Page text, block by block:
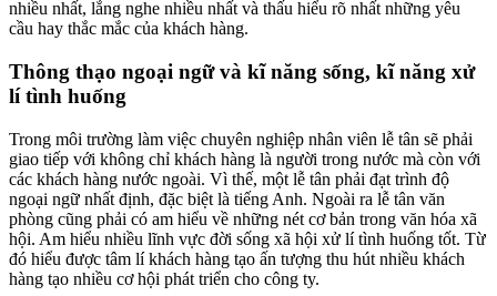
nhiều nhất, lắng nghe nhiều nhất và thấu hiểu rõ nhất những yêu
cầu hay thắc mắc của khách hàng.
Thông thạo ngoại ngữ và kĩ năng sống, kĩ năng xử
lí tình huống
Trong môi trường làm việc chuyên nghiệp nhân viên lễ tân sẽ phải
giao tiếp với không chỉ khách hàng là người trong nước mà còn với
các khách hàng nước ngoài. Vì thế, một lễ tân phải đạt trình độ
ngoại ngữ nhất định, đặc biệt là tiếng Anh. Ngoài ra lễ tân văn
phòng cũng phải có am hiểu về những nét cơ bản trong văn hóa xã
hội. Am hiểu nhiều lĩnh vực đời sống xã hội xử lí tình huống tốt. Từ
đó hiểu được tâm lí khách hàng tạo ấn tượng thu hút nhiều khách
hàng tạo nhiều cơ hội phát triển cho công ty.